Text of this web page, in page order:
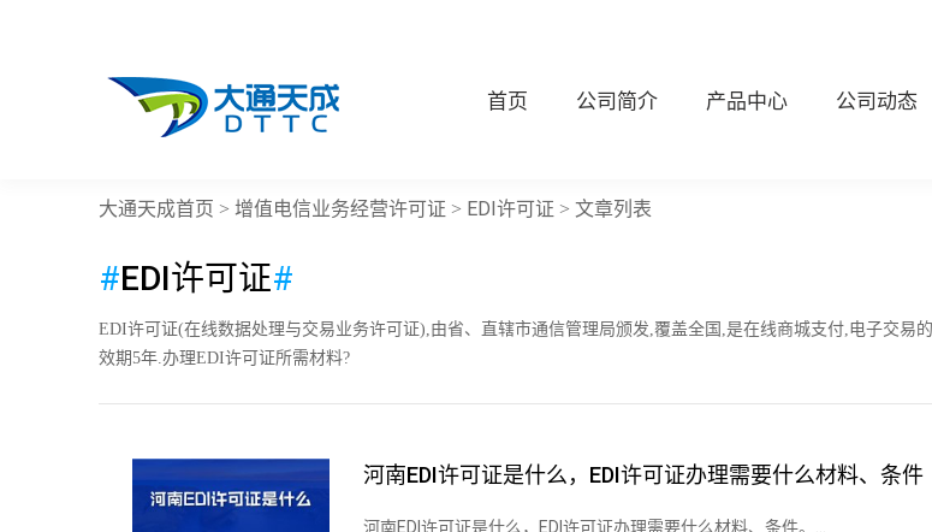
首页 公司简介 产品中心 公司动态
大通天成首页 > 增值电信业务经营许可证 > EDI许可证 > 文章列表
#EDI许可证#
EDI许可证(在线数据处理与交易业务许可证),由省、直辖市通信管理局颁发,覆盖全国,是在线商城支付,电子交易
效期5年.办理EDI许可证所需材料?
河南EDI许可证是什么，EDI许可证办理需要什么材料、条件
河南EDI许可证是什么，EDI许可证办理需要什么材料、条件。...